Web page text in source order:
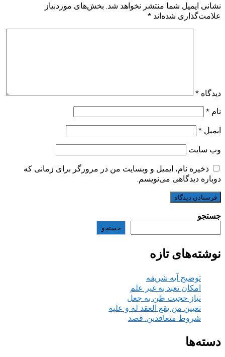
نشانی ایمیل شما منتشر نخواهد شد. بخش‌های موردنیاز
علامت‌گذاری شده‌اند *
دیدگاه *
نام *
ایمیل *
وب‌ سایت
ذخیره نام، ایمیل و وبسایت من در مرورگر برای زمانی که
دوباره دیدگاهی می‌نویسم.
جستجو
جستجو
نوشته‌های تازه
توضیح آیه شریفه
امکان تعبد به غیر علم
نیاز حجیت ظن به جعل
تعیین من یقع العقد له و علیه
شروط متعاقدین: قصد
دسته‌ها